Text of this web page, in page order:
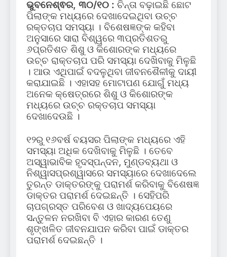
ଭୁବନେଶ୍ଵର, ୩୦/୧୦ : ଚିନ୍ତା ବଢ଼ାଇଛି ଛୋଟ
ପିଲାଙ୍କ ମଧ୍ୟରେ ଦେଖାଦେଇଥିବା ଉଚ୍ଚ
ରକ୍ତଚାପ ସମସ୍ୟା । ବିଶେଷଜ୍ଞଙ୍କ କହିବା
ଅନୁସାରେ ସାରା ବିଶ୍ୱରେ ୩ପ୍ରତିଶତରୁ
୬ପ୍ରତିଶତ ଶିଶୁ ଓ କିଶୋରଙ୍କ ମଧ୍ୟରେ
ଉଚ୍ଚ ରାକ୍ତଚାପ ପରି ସମସ୍ୟା ଦେଖିବାକୁ ମିଳୁଛି
। ଆଉ ଏଥିପାଇଁ ବଦଳୁଥିବା ଜୀବନଶୈଳୀକୁ ଦାୟୀ
କରାଯାଇଛି । ଏହାସହ ମୋଟାପଣ ଯୋଗୁଁ ମଧ୍ୟ
ଅନେକ କ୍ଷେତ୍ରରେ ଶିଶୁ ଓ କିଶୋରଙ୍କ
ମଧ୍ୟରେ ଉଚ୍ଚ ରକ୍ତଚାପ ସମସ୍ୟା
ଦେଖାଦେଉଛି ।
୧୨ରୁ ୧୬ବର୍ଷ ବୟସର ପିଲାଙ୍କ ମଧ୍ୟରେ ଏହି
ସମସ୍ୟା ଅଧିକ ଦେଖିବାକୁ ମିଳୁଛି । ତେବେ
ଅସ୍ୱାଭାବିକ ହୃଦସ୍ପନ୍ଦନ, ମୁଣ୍ଡବ୍ୟଥା ଓ
ନିଶ୍ୱାସପ୍ରଶ୍ୱାସରେ ସମସ୍ୟାରେ ଦେଖାଦେଲେ
ତୁରନ୍ତ ଡାକ୍ତରଙ୍କୁ ପରାମର୍ଶ କରିବାକୁ ବିଶେଷଜ୍ଞ
ଡାକ୍ତର ପରାମର୍ଶ ଦେଇଛନ୍ତି । ସେହିପରି
ଚାପଗ୍ରସ୍ତ ପରିବେଶ ଓ ଖାଦ୍ୟପେୟରେ
ସନ୍ତୁଳନ ନରଖିବା ବି ଏହାର କାରଣ ତେଣୁ
ଶୃଙ୍ଖଳିତ ଜୀବନଯାପନ କରିବା ପାଇଁ ଡାକ୍ତର
ପରାମର୍ଶ ଦେଇଛନ୍ତି ।